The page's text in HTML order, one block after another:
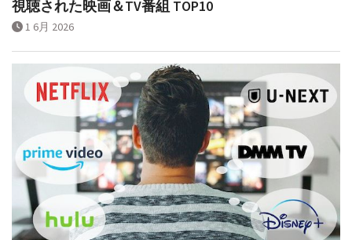
視聴された映画＆TV番組 TOP10
1 6月 2026